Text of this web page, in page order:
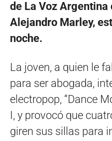
de La Voz Argentina
Alejandro Marley,
noche.
La joven, a quien le
para ser abogada,
electropop, “Dance
I, y provocó que
giren sus sillas para